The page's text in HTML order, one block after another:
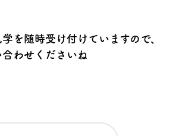
を随時受け付けていますので、
わせくださいね